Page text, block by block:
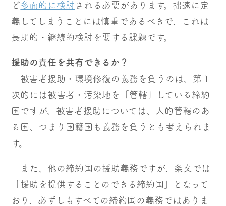
ど多面的に検討 される必要があります。拙速に定
義してしまうことには慎重であるべきで、これは
長期的・継続的検討を要する課題です。
援助の責任を共有できるか？
被害者援助・環境修復の義務を負うのは、第１
次的には被害者・汚染地を「管轄」している締約
国ですが、被害者援助については、人的管轄のあ
る国、つまり国籍国も義務を負うとも考えられま
す。
また、他の締約国の援助義務ですが、条文では
「援助を提供することのできる締約国」となって
おり、必ずしもすべての締約国の義務ではありま